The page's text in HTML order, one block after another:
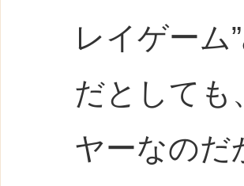
レイゲーム
だとしても
ヤーなのだ